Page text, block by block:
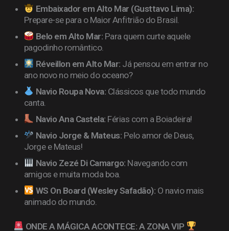
Embaixador em Alto Mar (Gusttavo Lima):
Prepare-se para o Maior Anfitrião do Brasil.
Belo em Alto Mar: Para quem curte aquele
pagodinho romântico.
Réveillon em Alto Mar: Já pensou em entrar no
ano novo no meio do oceano?
Navio Roupa Nova: Clássicos que todo mundo
canta.
Navio Ana Castela: Férias com a Boiadeira!
Navio Jorge & Mateus: Pelo amor de Deus,
Jorge e Mateus!
Navio Zezé Di Camargo: Navegando com
amigos e muita moda boa.
WS On Board (Wesley Safadão): O navio mais
animado do mundo.
ONDE A MÁGICA ACONTECE: A ZONA VIP